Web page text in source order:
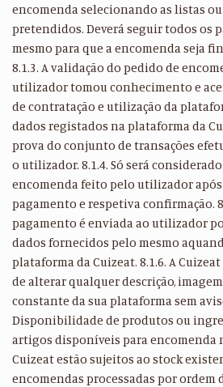
encomenda selecionando as listas
pretendidos. Deverá seguir todos os
mesmo para que a encomenda seja
8.1.3. A validação do pedido de
utilizador tomou conhecimento e
de contratação e utilização da
dados registados na plataforma da
prova do conjunto de transações
o utilizador. 8.1.4. Só será
encomenda feito pelo utilizador após
pagamento e respetiva confirmação.
pagamento é enviada ao utilizador
dados fornecidos pelo mesmo
plataforma da Cuizeat. 8.1.6. A
de alterar qualquer descrição,
constante da sua plataforma sem
Disponibilidade de produtos ou
artigos disponíveis para encomenda
Cuizeat estão sujeitos ao stock
encomendas processadas por ordem